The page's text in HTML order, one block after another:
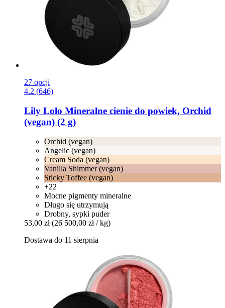
27 opcji
4.2 (646)
Lily Lolo Mineralne cienie do powiek, Orchid
(vegan) (2 g)
Orchid (vegan)
Angelic (vegan)
Cream Soda (vegan)
Vanilla Shimmer (vegan)
Sticky Toffee (vegan)
+22
Mocne pigmenty mineralne
Długo się utrzymują
Drobny, sypki puder
53,00 zł (26 500,00 zł / kg)
Dostawa do 11 sierpnia